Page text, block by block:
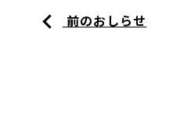
前のおしらせ